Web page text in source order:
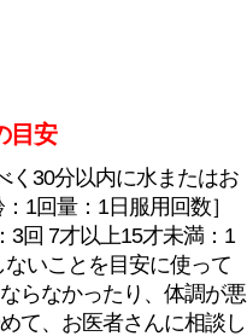
目安
く30分以内に水またはお
1回量：1日服用回数］
3回 7才以上15才未満：1
いことを目安に使って
らなかったり、体調が悪
て、お医者さんに相談し